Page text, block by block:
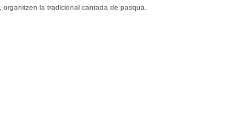
la tradicional cantada de pasqua.